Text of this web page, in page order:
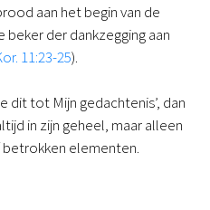
aan het begin van de
beker der dankzegging aan
11:23-25).
dit tot Mijn gedachtenis’, dan
in zijn geheel, maar alleen
elementen.